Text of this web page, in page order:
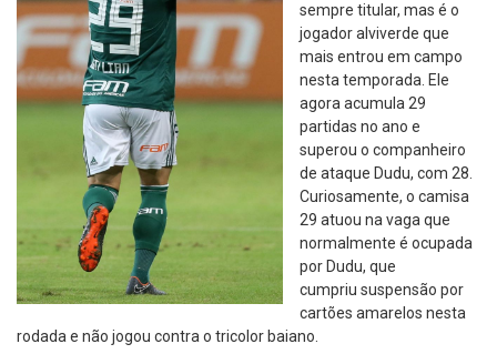
sempre titular, mas é o
jogador alviverde que
mais entrou em campo
nesta temporada. Ele
agora acumula 29
partidas no ano e
superou o companheiro
de ataque Dudu, com 28.
Curiosamente, o camisa
29 atuou na vaga que
normalmente é ocupada
por Dudu, que
cumpriu suspensão por
cartões amarelos nesta
rodada e não jogou contra o tricolor baiano.